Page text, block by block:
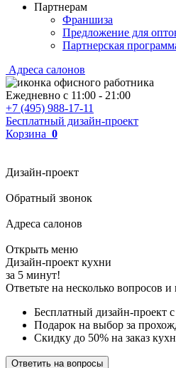
Партнерам
Франшиза
Предложение для
Партнерская
Адреса салонов
Ежедневно с 11:00 - 21:00
+7 (495) 988-17-11
Бесплатный дизайн-проект
Корзина 0
Дизайн-проект
Обратный звонок
Адреса салонов
Открыть меню
Дизайн-проект кухни
за 5 минут!
Ответьте на несколько вопросов и
Бесплатный дизайн-проект
Подарок на выбор за
Скидку до 50% на заказ
Ответить на вопросы